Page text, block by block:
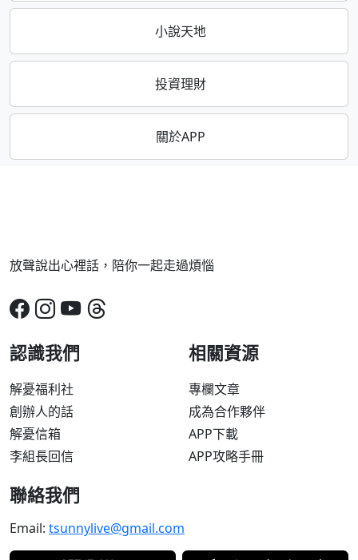
小說天地
投資理財
關於APP
放聲說出心裡話，陪你一起走過煩惱
認識我們
解憂福利社
創辦人的話
解憂信箱
李組長回信
相關資源
專欄文章
成為合作夥伴
APP下載
APP攻略手冊
聯絡我們
Email: tsunnylive@gmail.com